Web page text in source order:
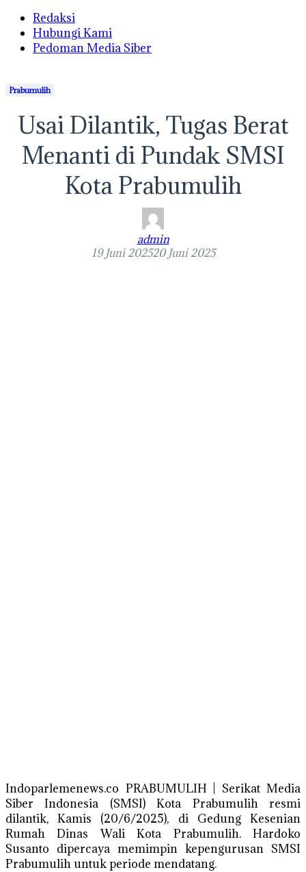
Redaksi
Hubungi Kami
Pedoman Media Siber
Prabumulih
Usai Dilantik, Tugas Berat
Menanti di Pundak SMSI
Kota Prabumulih
admin
19 Juni 202520 Juni 2025
Indoparlemenews.co PRABUMULIH | Serikat Media
Siber Indonesia (SMSI) Kota Prabumulih resmi
dilantik, Kamis (20/6/2025), di Gedung Kesenian
Rumah Dinas Wali Kota Prabumulih. Hardoko
Susanto dipercaya memimpin kepengurusan SMSI
Prabumulih untuk periode mendatang.